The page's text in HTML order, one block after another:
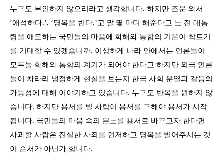
누구도 부인하지 않으리라고 생각합니다. 하지만 조문 와서
‘애석하다.’, ‘명복을 빈다.’고 말 몇 마디 해준다고 노 전 대통
령을 애도하는 국민들의 마음에 화해와 통합의 기운이 싹트기
를 기대할 수 있겠습니까. 이상하게 나라 안에서는 언론들이
모두들 화해와 통합의 계기가 되어야 한다고 하지만 외국 언론
들이 차라리 냉정하게 현실을 보는지 한국 사회 분열과 갈등의
가능성에 대해 이야기하고 있습니다. 누구도 반목을 원하지 않
습니다. 하지만 용서를 빌 사람이 용서를 구해야 용서가 시작
됩니다. 국민들의 마음 속의 분노를 용서로 바꾸고자 한다면
사과할 사람은 진실한 사죄를 먼저하고 명복을 빌어주시는 것
이 순서가 아닌가 합니다.